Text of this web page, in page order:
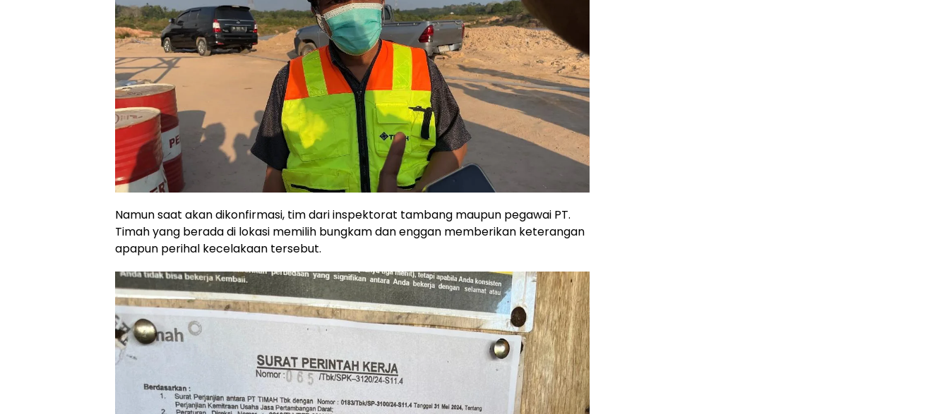
Namun saat akan dikonfirmasi, tim dari inspektorat tambang maupun pegawai PT.
Timah yang berada di lokasi memilih bungkam dan enggan memberikan keterangan
apapun perihal kecelakaan tersebut.